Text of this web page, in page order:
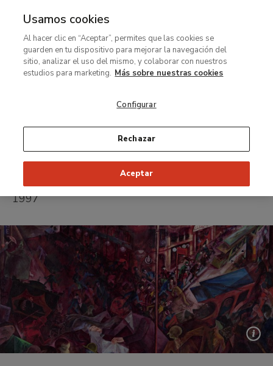
MENÚ
contenido
principal
Exposición temporal
George Grosz.
Los años de
Berlín
del 28 de mayo de 1997 al 28 de septiembre de
1997
Usamos cookies
Al hacer clic en “Aceptar”, permites que las cookies se
guarden en tu dispositivo para mejorar la navegación del
sitio, analizar el uso del mismo, y colaborar con nuestros
estudios para marketing. Más sobre nuestras cookies
Configurar
Rechazar
Aceptar